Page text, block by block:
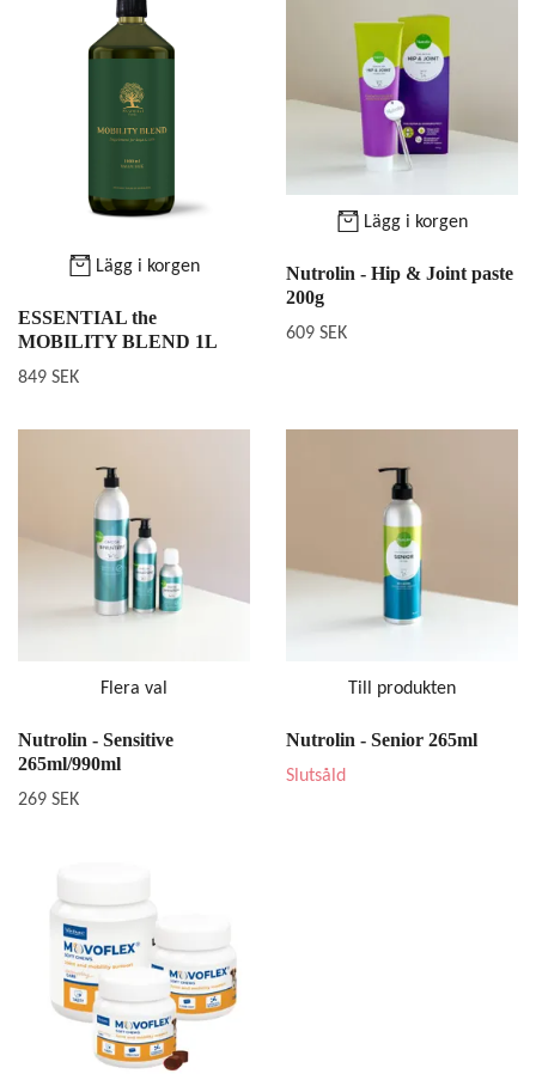
Lägg i korgen
ESSENTIAL the
MOBILITY BLEND 1L
849 SEK
Lägg i korgen
Nutrolin - Hip & Joint paste
200g
609 SEK
Flera val
Nutrolin - Sensitive
265ml/990ml
269 SEK
Till produkten
Nutrolin - Senior 265ml
Slutsåld